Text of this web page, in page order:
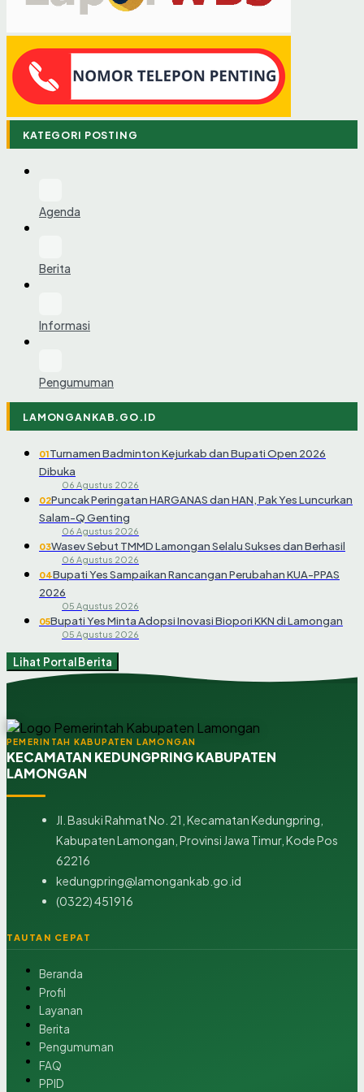
KATEGORI POSTING
Agenda
Berita
Informasi
Pengumuman
LAMONGANKAB.GO.ID
01Turnamen Badminton Kejurkab dan Bupati Open 2026
Dibuka
06 Agustus 2026
02Puncak Peringatan HARGANAS dan HAN, Pak Yes Luncurkan
Salam-Q Genting
06 Agustus 2026
03Wasev Sebut TMMD Lamongan Selalu Sukses dan Berhasil
06 Agustus 2026
04Bupati Yes Sampaikan Rancangan Perubahan KUA-PPAS
2026
05 Agustus 2026
05Bupati Yes Minta Adopsi Inovasi Biopori KKN di Lamongan
05 Agustus 2026
Lihat Portal Berita
PEMERINTAH KABUPATEN LAMONGAN
KECAMATAN KEDUNGPRING KABUPATEN
LAMONGAN
Jl. Basuki Rahmat No. 21, Kecamatan Kedungpring,
Kabupaten Lamongan, Provinsi Jawa Timur, Kode Pos
62216
kedungpring@lamongankab.go.id
(0322) 451916
TAUTAN CEPAT
Beranda
Profil
Layanan
Berita
Pengumuman
FAQ
PPID